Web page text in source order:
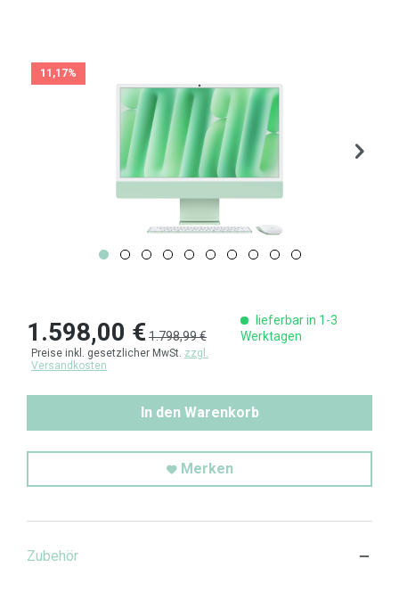
11,17%
1.598,00 €1.798,99 €
Preise inkl. gesetzlicher MwSt. zzgl.
Versandkosten
lieferbar in 1-3
Werktagen
In den Warenkorb
Merken
Zubehör